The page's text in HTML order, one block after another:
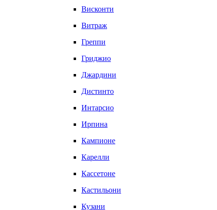
Висконти
Витраж
Греппи
Гриджио
Джардини
Дистинто
Интарсио
Ирпина
Кампионе
Карелли
Кассетоне
Кастильони
Кузани